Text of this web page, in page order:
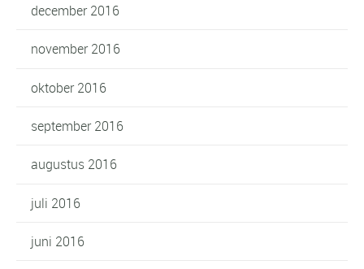
december 2016
november 2016
oktober 2016
september 2016
augustus 2016
juli 2016
juni 2016